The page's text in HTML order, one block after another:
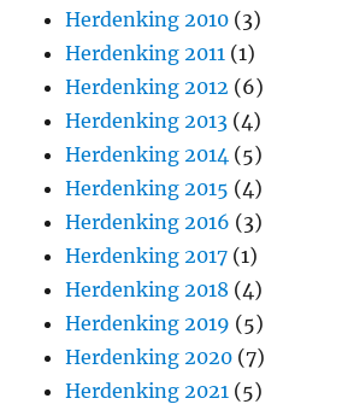
Herdenking 2010 (3)
Herdenking 2011 (1)
Herdenking 2012 (6)
Herdenking 2013 (4)
Herdenking 2014 (5)
Herdenking 2015 (4)
Herdenking 2016 (3)
Herdenking 2017 (1)
Herdenking 2018 (4)
Herdenking 2019 (5)
Herdenking 2020 (7)
Herdenking 2021 (5)